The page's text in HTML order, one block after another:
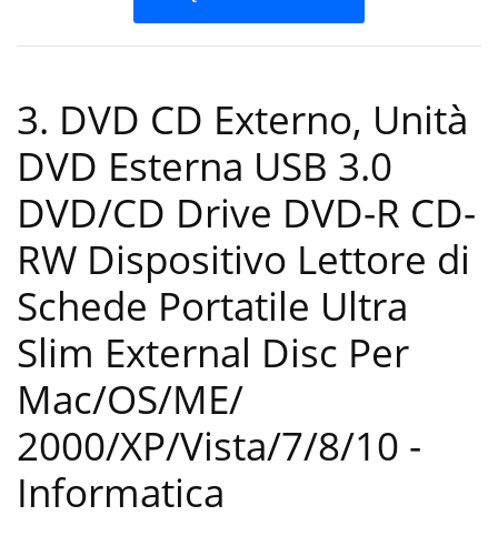
3. DVD CD Externo, Unità
DVD Esterna USB 3.0
DVD/CD Drive DVD-R CD-
RW Dispositivo Lettore di
Schede Portatile Ultra
Slim External Disc Per
Mac/OS/ME/
2000/XP/Vista/7/8/10 -
Informatica